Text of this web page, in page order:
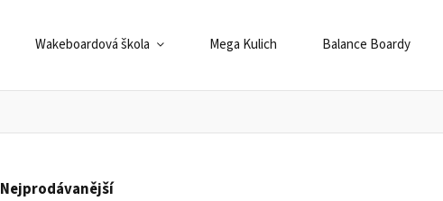
Wakeboardová škola Mega Kulich Balance Boardy
Nejprodávanější